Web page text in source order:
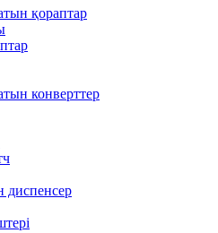
қораптар
конверттер
диспенсер